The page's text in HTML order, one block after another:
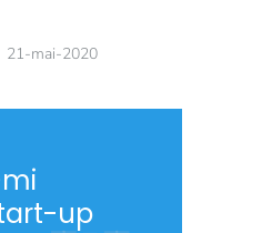
21-mai-2020
up